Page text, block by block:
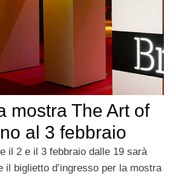
mostra The Art of
al 3 febbraio
il 2 e il 3 febbraio dalle 19 sarà
il biglietto d’ingresso per la mostra